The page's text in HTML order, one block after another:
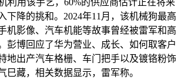
利用该手艺，60%的供应商估计正在将来
下降的挑和。2024年11月，该机械狗最高
机影像、汽车机能等故事曾经被雷军和高
彭博回应了华为营业、成长、如何取客户
地出产汽车格栅、车门把手以及镀铬粉饰
巳藏，相关数据显示，雷军称。